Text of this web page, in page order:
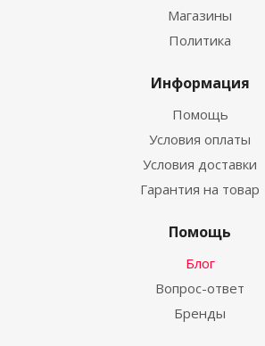
Магазины
Политика
Информация
Помощь
Условия оплаты
Условия доставки
Гарантия на товар
Помощь
Блог
Вопрос-ответ
Бренды